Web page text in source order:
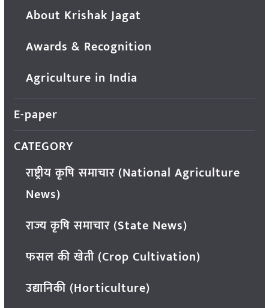
About Krishak Jagat
Awards & Recognition
Agriculture in India
E-paper
CATEGORY
राष्ट्रीय कृषि समाचार (National Agriculture
News)
राज्य कृषि समाचार (State News)
फसल की खेती (Crop Cultivation)
उद्यानिकी (Horticulture)